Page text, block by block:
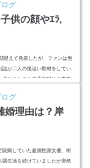
明暗分かれる形になりそうで
グ
供の顔やｴﾗ,
迎えて発表したが、ファンは無
誌が二人の後追い取材をしてい
月なのか？出産予定日は？事務
"ca-pub-4...
グ
婚理由は？岸
闘病していた超個性派女優、樹
居生活を続けていましたが突然